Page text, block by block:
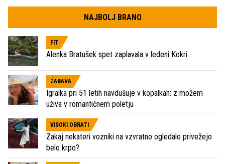
NAJBOLJ BRANO
FIT
Alenka Bratušek spet zaplavala v ledeni Kokri
ZABAVA
Igralka pri 51 letih navdušuje v kopalkah: z možem
uživa v romantičnem poletju
VISOKI OBRATI
Zakaj nekateri vozniki na vzvratno ogledalo privežejo
belo krpo?